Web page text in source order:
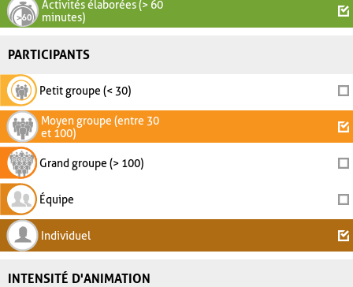
Activités élaborées (> 60
minutes)
PARTICIPANTS
Petit groupe (< 30)
Moyen groupe (entre 30
et 100)
Grand groupe (> 100)
Équipe
Individuel
INTENSITÉ D'ANIMATION